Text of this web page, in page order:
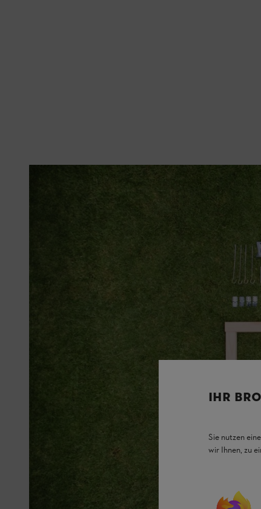
IHR
Sie nutzen
wir Ihnen, zu